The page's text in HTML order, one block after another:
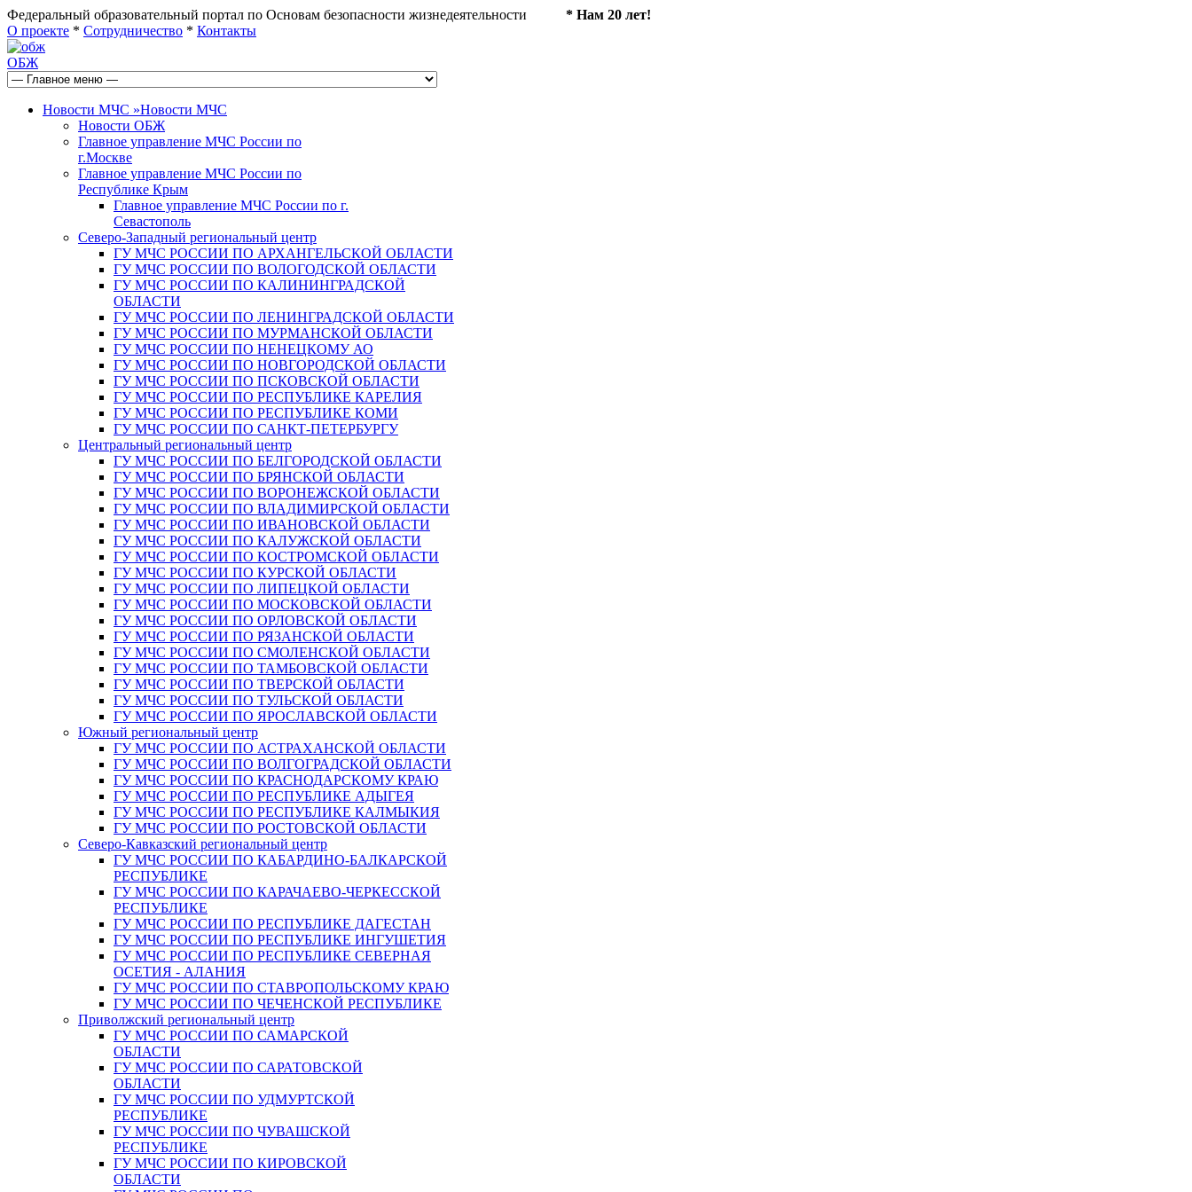
Федеральный образовательный портал по Основам безопасности жизнедеятельности * Нам 20 лет!
О проекте * Сотрудничество * Контакты
ОБЖ
Новости МЧС »Новости МЧС
Новости ОБЖ
Главное управление МЧС России по
г.Москве
Главное управление МЧС России по
Республике Крым
Главное управление МЧС России по г.
Севастополь
Северо-Западный региональный центр
ГУ МЧС РОССИИ ПО АРХАНГЕЛЬСКОЙ ОБЛАСТИ
ГУ МЧС РОССИИ ПО ВОЛОГОДСКОЙ ОБЛАСТИ
ГУ МЧС РОССИИ ПО КАЛИНИНГРАДСКОЙ
ОБЛАСТИ
ГУ МЧС РОССИИ ПО ЛЕНИНГРАДСКОЙ ОБЛАСТИ
ГУ МЧС РОССИИ ПО МУРМАНСКОЙ ОБЛАСТИ
ГУ МЧС РОССИИ ПО НЕНЕЦКОМУ АО
ГУ МЧС РОССИИ ПО НОВГОРОДСКОЙ ОБЛАСТИ
ГУ МЧС РОССИИ ПО ПСКОВСКОЙ ОБЛАСТИ
ГУ МЧС РОССИИ ПО РЕСПУБЛИКЕ КАРЕЛИЯ
ГУ МЧС РОССИИ ПО РЕСПУБЛИКЕ КОМИ
ГУ МЧС РОССИИ ПО САНКТ-ПЕТЕРБУРГУ
Центральный региональный центр
ГУ МЧС РОССИИ ПО БЕЛГОРОДСКОЙ ОБЛАСТИ
ГУ МЧС РОССИИ ПО БРЯНСКОЙ ОБЛАСТИ
ГУ МЧС РОССИИ ПО ВОРОНЕЖСКОЙ ОБЛАСТИ
ГУ МЧС РОССИИ ПО ВЛАДИМИРСКОЙ ОБЛАСТИ
ГУ МЧС РОССИИ ПО ИВАНОВСКОЙ ОБЛАСТИ
ГУ МЧС РОССИИ ПО КАЛУЖСКОЙ ОБЛАСТИ
ГУ МЧС РОССИИ ПО КОСТРОМСКОЙ ОБЛАСТИ
ГУ МЧС РОССИИ ПО КУРСКОЙ ОБЛАСТИ
ГУ МЧС РОССИИ ПО ЛИПЕЦКОЙ ОБЛАСТИ
ГУ МЧС РОССИИ ПО МОСКОВСКОЙ ОБЛАСТИ
ГУ МЧС РОССИИ ПО ОРЛОВСКОЙ ОБЛАСТИ
ГУ МЧС РОССИИ ПО РЯЗАНСКОЙ ОБЛАСТИ
ГУ МЧС РОССИИ ПО СМОЛЕНСКОЙ ОБЛАСТИ
ГУ МЧС РОССИИ ПО ТАМБОВСКОЙ ОБЛАСТИ
ГУ МЧС РОССИИ ПО ТВЕРСКОЙ ОБЛАСТИ
ГУ МЧС РОССИИ ПО ТУЛЬСКОЙ ОБЛАСТИ
ГУ МЧС РОССИИ ПО ЯРОСЛАВСКОЙ ОБЛАСТИ
Южный региональный центр
ГУ МЧС РОССИИ ПО АСТРАХАНСКОЙ ОБЛАСТИ
ГУ МЧС РОССИИ ПО ВОЛГОГРАДСКОЙ ОБЛАСТИ
ГУ МЧС РОССИИ ПО КРАСНОДАРСКОМУ КРАЮ
ГУ МЧС РОССИИ ПО РЕСПУБЛИКЕ АДЫГЕЯ
ГУ МЧС РОССИИ ПО РЕСПУБЛИКЕ КАЛМЫКИЯ
ГУ МЧС РОССИИ ПО РОСТОВСКОЙ ОБЛАСТИ
Северо-Кавказский региональный центр
ГУ МЧС РОССИИ ПО КАБАРДИНО-БАЛКАРСКОЙ
РЕСПУБЛИКЕ
ГУ МЧС РОССИИ ПО КАРАЧАЕВО-ЧЕРКЕССКОЙ
РЕСПУБЛИКЕ
ГУ МЧС РОССИИ ПО РЕСПУБЛИКЕ ДАГЕСТАН
ГУ МЧС РОССИИ ПО РЕСПУБЛИКЕ ИНГУШЕТИЯ
ГУ МЧС РОССИИ ПО РЕСПУБЛИКЕ СЕВЕРНАЯ
ОСЕТИЯ - АЛАНИЯ
ГУ МЧС РОССИИ ПО СТАВРОПОЛЬСКОМУ КРАЮ
ГУ МЧС РОССИИ ПО ЧЕЧЕНСКОЙ РЕСПУБЛИКЕ
Приволжский региональный центр
ГУ МЧС РОССИИ ПО САМАРСКОЙ
ОБЛАСТИ
ГУ МЧС РОССИИ ПО САРАТОВСКОЙ
ОБЛАСТИ
ГУ МЧС РОССИИ ПО УДМУРТСКОЙ
РЕСПУБЛИКЕ
ГУ МЧС РОССИИ ПО ЧУВАШСКОЙ
РЕСПУБЛИКЕ
ГУ МЧС РОССИИ ПО КИРОВСКОЙ
ОБЛАСТИ